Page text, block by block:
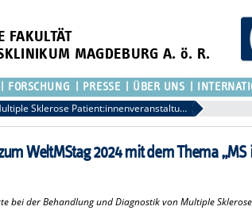
FAKULTÄT
MAGDEBURG A. ö. R.
FORSCHUNG PRESSE ÜBER UNS
Multiple Sklerose Patient:innenveranstaltung zum WeltMStag 2024 mit dem Thema „MS in Bewegung“
WeltMStag 2024 mit dem Thema „MS
bei der Behandlung und Diagnostik von Multiple